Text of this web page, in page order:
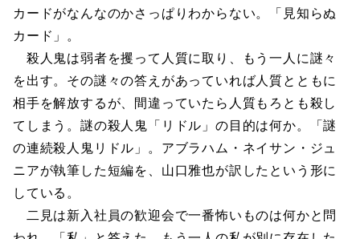
カードがなんなのかさっぱりわからない。「見知らぬ
カード」。
殺人鬼は弱者を攫って人質に取り、もう一人に謎々
を出す。その謎々の答えがあっていれば人質とともに
相手を解放するが、間違っていたら人質もろとも殺し
てしまう。謎の殺人鬼「リドル」の目的は何か。「謎
の連続殺人鬼リドル」。アブラハム・ネイサン・ジュ
ニアが執筆した短編を、山口雅也が訳したという形に
している。
二見は新入社員の歓迎会で一番怖いものは何かと問